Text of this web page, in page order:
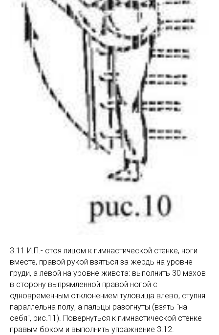
3.11 И.П.- стоя лицом к гимнастической стенке, ноги
вместе, правой рукой взяться за жердь на уровне
груди, а левой на уровне живота: выполнить 30 махов
в сторону выпрямленной правой ногой с
одновременным отклонением туловища влево, ступня
параллельна полу, а пальцы разогнуты (взять "на
себя", рис.11). Повернуться к гимнастической стенке
правым боком и выполнить упражнение 3.12.